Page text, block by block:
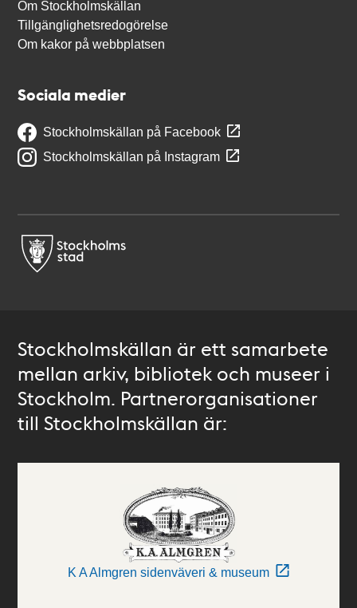
Om Stockholmskällan
Tillgänglighetsredogörelse
Om kakor på webbplatsen
Sociala medier
Stockholmskällan på Facebook
Stockholmskällan på Instagram
Stockholmskällan är ett samarbete
mellan arkiv, bibliotek och museer i
Stockholm. Partnerorganisationer
till Stockholmskällan är:
K A Almgren sidenväveri & museum